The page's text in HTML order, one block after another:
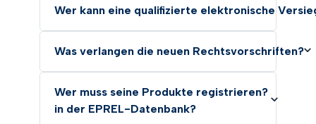
Wer kann eine qualifizierte elektronische
Was verlangen die neuen Rechtsvorschriften?
Wer muss seine Produkte registrieren?
in der EPREL-Datenbank?